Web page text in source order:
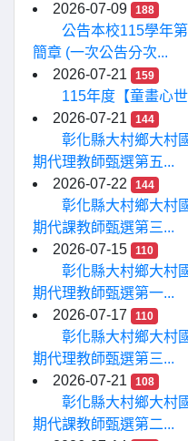
2026-07-09
188
公告本校115學年
簡章 (一次公告分次...
2026-07-21
159
115年度【童畫心
2026-07-21
144
彰化縣大村鄉大村
期代理教師甄選第五...
2026-07-22
144
彰化縣大村鄉大村
期代課教師甄選第三...
2026-07-15
110
彰化縣大村鄉大村
期代理教師甄選第一...
2026-07-17
110
彰化縣大村鄉大村
期代理教師甄選第三...
2026-07-21
108
彰化縣大村鄉大村
期代課教師甄選第二...